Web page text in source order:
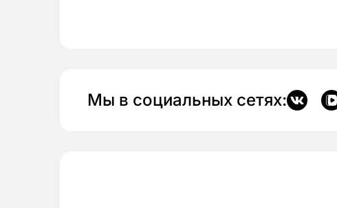
Мы в социальных сетях: